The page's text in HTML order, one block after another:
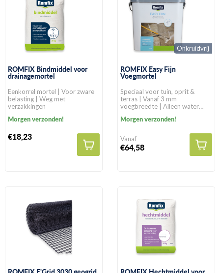
ROMFIX Bindmiddel voor
drainagemortel
Eenkorrel mortel | Voor zware
belasting | Weg met
verzakkingen
Morgen verzonden!
€18,23
Onkruidvrij
ROMFIX Easy Fijn
Voegmortel
Speciaal voor tuin, oprit &
terras | Vanaf 3 mm
voegbreedte | Alleen water
Morgen verzonden!
Vanaf
€64,58